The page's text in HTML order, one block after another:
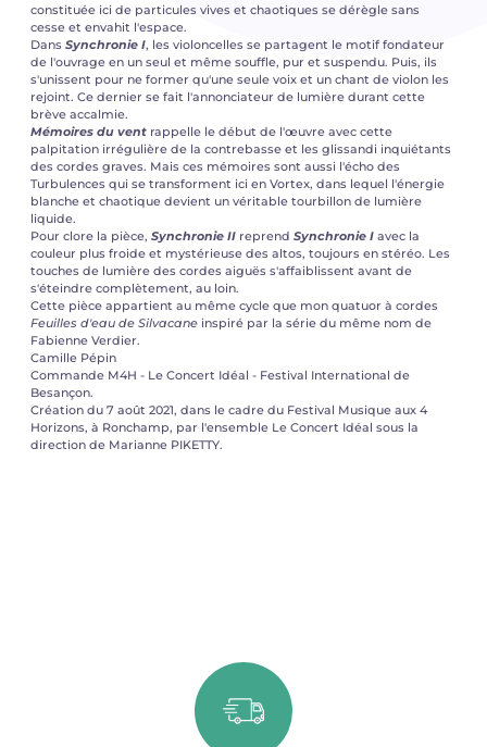
constituée ici de particules vives et chaotiques se dérègle sans
cesse et envahit l'espace.
Dans Synchronie I, les violoncelles se partagent le motif fondateur
de l'ouvrage en un seul et même souffle, pur et suspendu. Puis, ils
s'unissent pour ne former qu'une seule voix et un chant de violon les
rejoint. Ce dernier se fait l'annonciateur de lumière durant cette
brève accalmie.
Mémoires du vent rappelle le début de l'œuvre avec cette
palpitation irrégulière de la contrebasse et les glissandi inquiétants
des cordes graves. Mais ces mémoires sont aussi l'écho des
Turbulences qui se transforment ici en Vortex, dans lequel l'énergie
blanche et chaotique devient un véritable tourbillon de lumière
liquide.
Pour clore la pièce, Synchronie II reprend Synchronie I avec la
couleur plus froide et mystérieuse des altos, toujours en stéréo. Les
touches de lumière des cordes aiguës s'affaiblissent avant de
s'éteindre complètement, au loin.
Cette pièce appartient au même cycle que mon quatuor à cordes
Feuilles d'eau de Silvacane inspiré par la série du même nom de
Fabienne Verdier.
Camille Pépin
Commande M4H - Le Concert Idéal - Festival International de
Besançon.
Création du 7 août 2021, dans le cadre du Festival Musique aux 4
Horizons, à Ronchamp, par l'ensemble Le Concert Idéal sous la
direction de Marianne PIKETTY.